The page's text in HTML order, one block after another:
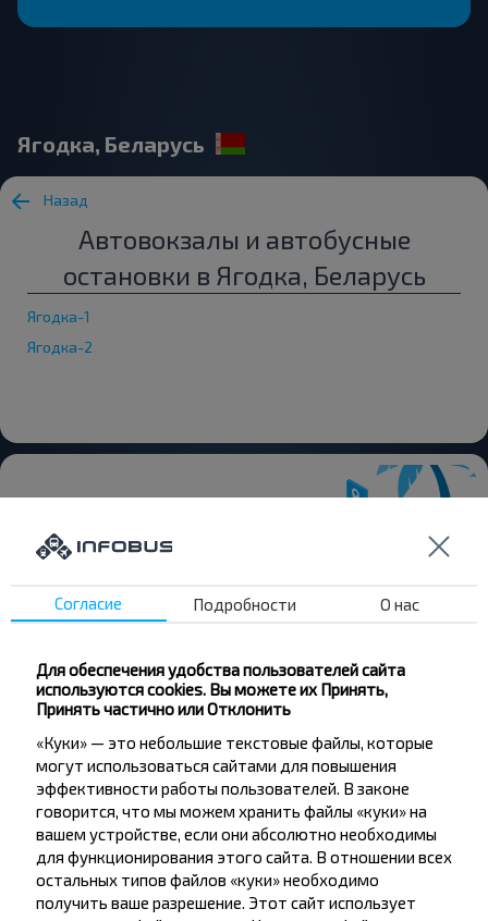
Ягодка, Беларусь
Назад
Автовокзалы и автобусные
остановки в Ягодка, Беларусь
Ягодка-1
Ягодка-2
Хотите
путешествовать
Не пропусти специальные акции, скидки и
другие интересные предложения INFOBUS.
Подпишись на получение новостей и
путешествуй с нами дешевле!
Подписаться
Согласие Подробности О нас
Для обеспечения удобства пользователей сайта
используются cookies. Вы можете их Принять,
Принять частично или Отклонить
«Куки» — это небольшие текстовые файлы, которые
могут использоваться сайтами для повышения
эффективности работы пользователей. В законе
говорится, что мы можем хранить файлы «куки» на
вашем устройстве, если они абсолютно необходимы
для функционирования этого сайта. В отношении всех
остальных типов файлов «куки» необходимо
получить ваше разрешение. Этот сайт использует